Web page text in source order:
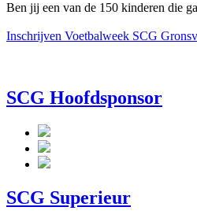
Ben jij een van de 150 kinderen die
Inschrijven Voetbalweek SCG
SCG Hoofdsponsor
SCG Superieur